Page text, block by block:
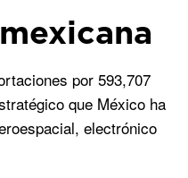
por 593,707
que México ha
electrónico